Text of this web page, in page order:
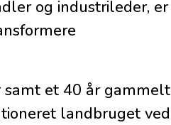
og industrileder, er
et 40 år gammelt
landbruget ved